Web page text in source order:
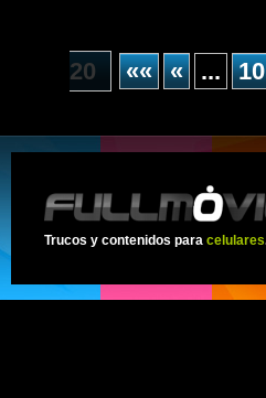
20
«« « ... 10
Trucos y contenidos para celulares